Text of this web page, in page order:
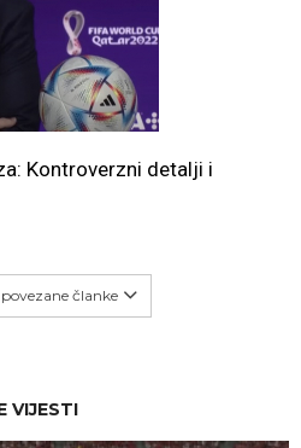
Kontroverzni detalji i
članke
VIJESTI